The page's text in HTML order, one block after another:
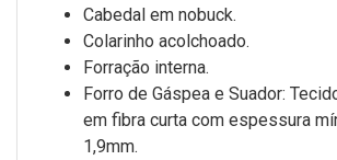
Cabedal em nobuck.
Colarinho acolchoado.
Forração interna.
Forro de Gáspea e Suador:
em fibra curta com espessura
1,9mm.